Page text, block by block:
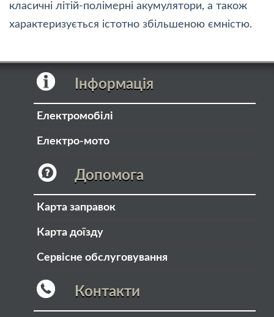
класичні літій-полімерні акумулятори, а також
характеризується істотно збільшеною ємністю.
Інформація
Електромобілі
Електро-мото
Допомога
Карта заправок
Карта доїзду
Сервісне обслуговування
Контакти